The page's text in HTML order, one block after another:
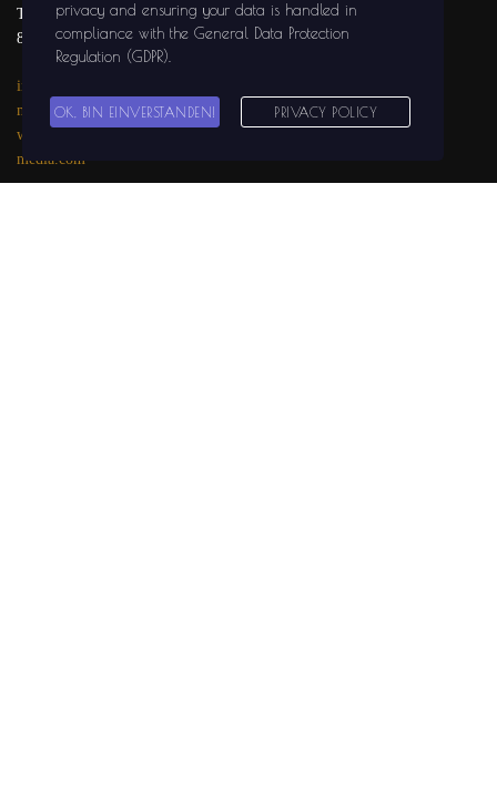
Tel.: 02841 / 999 29
81
info@solidground-
media.com
www.solidground-
media.com
privacy and ensuring your data is handled in
compliance with the General Data Protection
Regulation (GDPR)
OK, BIN EINVERSTANDEN! PRIVACY POLICY